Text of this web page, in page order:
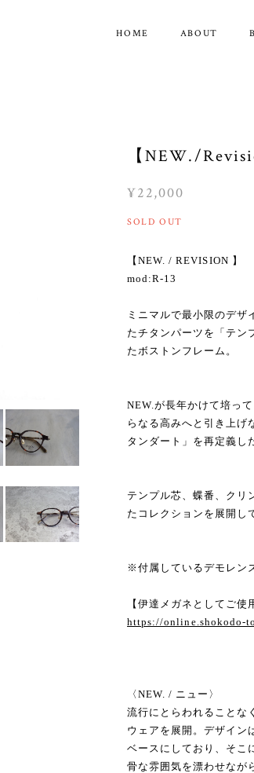
HOME ABOUT
【NEW./
¥22,000
SOLD OUT
【NEW. / REVISION 】
mod:R-13
ミニマルで最小限のデザ
たチタンパーツを「テン
たボストンフレーム。
NEW.が長年かけて培っ
らなる高みへと引き上げ
タンダート」を再定義し
テンプル芯、蝶番、クリ
たコレクションを展開し
※付属しているデモレン
【伊達メガネとしてご使
https://online.shokodo-
〈NEW. / ニュー〉
流行にとらわれることな
ウェアを展開。デザイン
ベースにしており、そこ
骨な雰囲気を漂わせなが